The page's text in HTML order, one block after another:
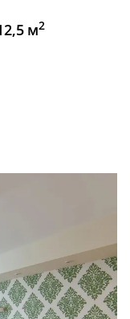
м2